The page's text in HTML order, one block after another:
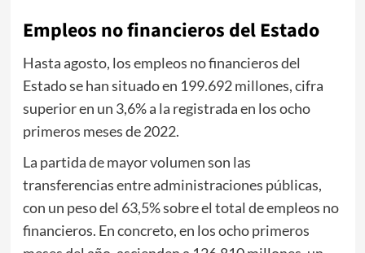
Empleos no financieros del Estado
Hasta agosto, los empleos no financieros del
Estado se han situado en 199.692 millones, cifra
superior en un 3,6% a la registrada en los ocho
primeros meses de 2022.
La partida de mayor volumen son las
transferencias entre administraciones públicas,
con un peso del 63,5% sobre el total de empleos no
financieros. En concreto, en los ocho primeros